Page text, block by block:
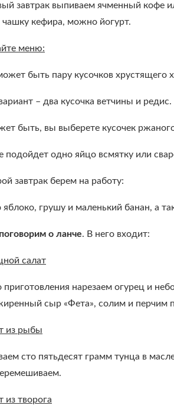
завтрак выпиваем ячменный кофе
кефира, можно йогурт.
меню:
быть пару кусочков хрустящего
– два кусочка ветчины и редис.
быть, вы выберете кусочек
подойдет одно яйцо всмятку или
завтрак берем на работу:
грушу и маленький банан, а
поговорим о ланче. В него входит:
салат
приготовления нарезаем огурец и
сыр «Фета», солим и перчим
из рыбы
сто пятьдесят грамм тунца в
из творога